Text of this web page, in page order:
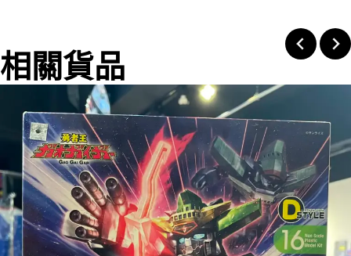
相關貨品